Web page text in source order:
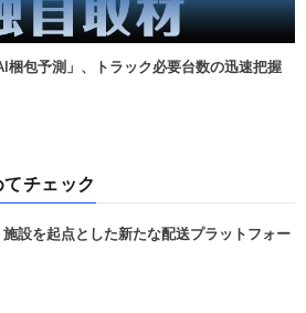
梱包予測」、トラック必要台数の迅速把握
てチェック
設を起点とした新たな配送プラットフォー